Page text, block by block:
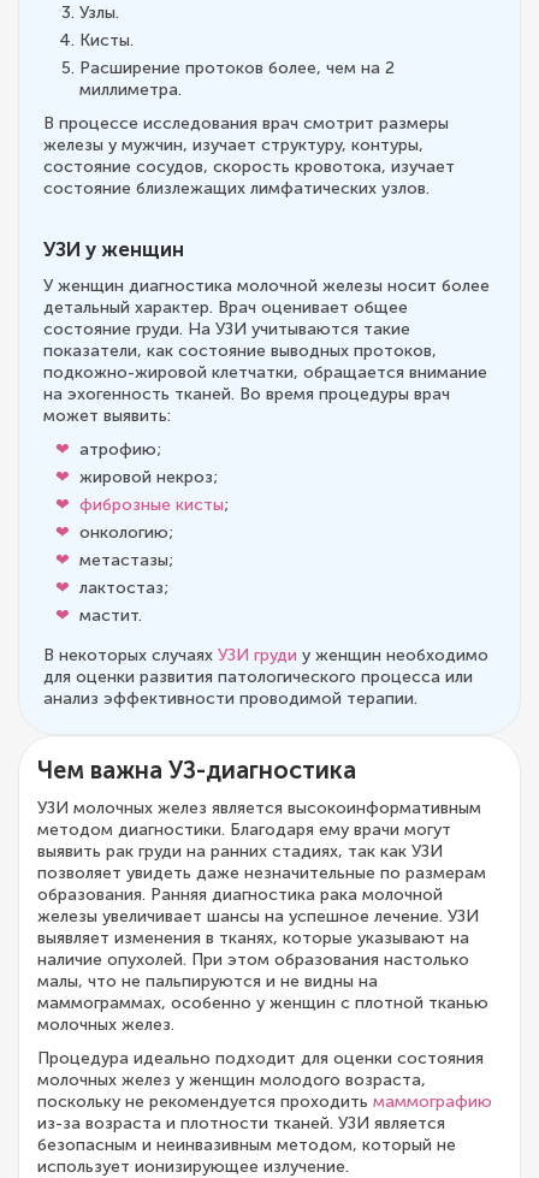
Узлы.
Кисты.
Расширение протоков более, чем на 2
миллиметра.
В процессе исследования врач смотрит размеры
железы у мужчин, изучает структуру, контуры,
состояние сосудов, скорость кровотока, изучает
состояние близлежащих лимфатических узлов.
УЗИ у женщин
У женщин диагностика молочной железы носит более
детальный характер. Врач оценивает общее
состояние груди. На УЗИ учитываются такие
показатели, как состояние выводных протоков,
подкожно-жировой клетчатки, обращается внимание
на эхогенность тканей. Во время процедуры врач
может выявить:
атрофию;
жировой некроз;
фиброзные кисты;
онкологию;
метастазы;
лактостаз;
мастит.
В некоторых случаях УЗИ груди у женщин необходимо
для оценки развития патологического процесса или
анализ эффективности проводимой терапии.
Чем важна УЗ-диагностика
УЗИ молочных желез является высокоинформативным
методом диагностики. Благодаря ему врачи могут
выявить рак груди на ранних стадиях, так как УЗИ
позволяет увидеть даже незначительные по размерам
образования. Ранняя диагностика рака молочной
железы увеличивает шансы на успешное лечение. УЗИ
выявляет изменения в тканях, которые указывают на
наличие опухолей. При этом образования настолько
малы, что не пальпируются и не видны на
маммограммах, особенно у женщин с плотной тканью
молочных желез.
Процедура идеально подходит для оценки состояния
молочных желез у женщин молодого возраста,
поскольку не рекомендуется проходить маммографию
из-за возраста и плотности тканей. УЗИ является
безопасным и неинвазивным методом, который не
использует ионизирующее излучение.